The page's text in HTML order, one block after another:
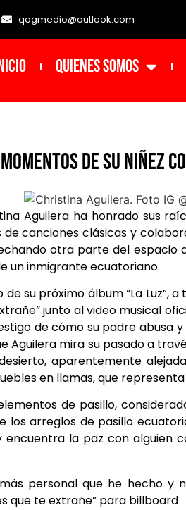
qogmedio@outlook.com
Quienes Somos
de su niñez
Aguilera ha honrado sus
canciones clásicas y
otra parte del espacio
un inmigrante ecuatoriano.
su próximo álbum “La Luz”,
junto al video musical
de cómo su padre
mira su pasado a
aparentemente
en llamas, que
de pasillo,
arreglos de pasillo
encuentra la paz con alguien
personal que he hecho y
que te extrañe” para billboard